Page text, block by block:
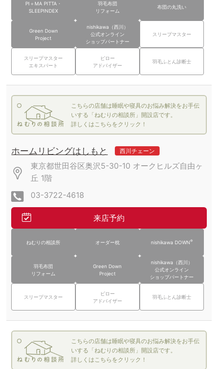
PI＋MA PITTA・
SLEEPINDEX
羽毛布団
リフォーム
布団の丸洗い
Green Down
Project
nishikawa（西川）
公式オンライン
ショップパートナー
スリープマスター
スリープマスター
エキスパート
ピロー
アドバイザー
羽毛ふとん診断士
こちらの店舗は睡眠や寝具のお悩み解決をお手伝
いする「ねむりの相談所」開設店です。
詳しくはこちらをクリック！
ホームリビングはしもと 西川チェーン
東京都世田谷区奥沢5-30-10 オークヒルズ自由ヶ
丘 1階
03-3722-4618
来店予約
ねむりの相談所 オーダー枕 nishikawa DOWN®
羽毛布団
リフォーム
Green Down
Project
nishikawa（西川）
公式オンライン
ショップパートナー
スリープマスター
ピロー
アドバイザー
羽毛ふとん診断士
こちらの店舗は睡眠や寝具のお悩み解決をお手伝
いする「ねむりの相談所」開設店です。
詳しくはこちらをクリック！